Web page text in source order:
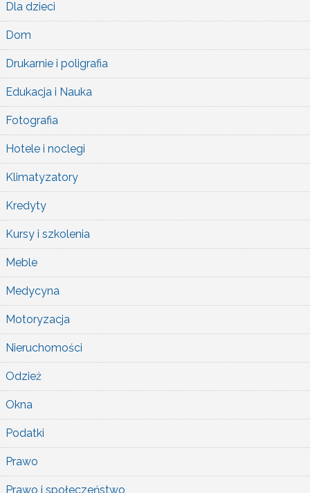
Dla dzieci
Dom
Drukarnie i poligrafia
Edukacja i Nauka
Fotografia
Hotele i noclegi
Klimatyzatory
Kredyty
Kursy i szkolenia
Meble
Medycyna
Motoryzacja
Nieruchomości
Odzież
Okna
Podatki
Prawo
Prawo i społeczeństwo